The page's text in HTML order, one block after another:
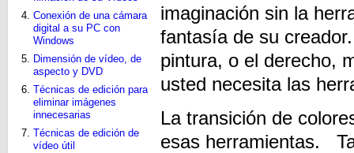
Conexión de una cámara
digital a su PC con
Windows
Dimensión de vídeo, de
aspecto y DVD
Técnicas de edición para
eliminar imágenes
innecesarias
Técnicas de edición de
vídeo útil
imaginación sin la
fantasía de su
pintura, o el derecho,
usted necesita las
La transición de
esas herramientas.